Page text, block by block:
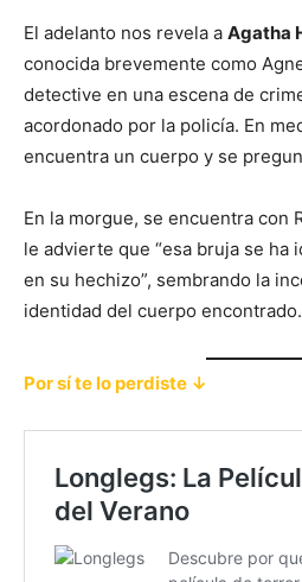
El adelanto nos revela a Agatha
conocida brevemente como
detective en una escena de
acordonado por la policía. En
encuentra un cuerpo y se
En la morgue, se encuentra con
le advierte que “esa bruja se ha
en su hechizo”, sembrando la
identidad del cuerpo encontrado.
Por sí te lo perdiste ↓